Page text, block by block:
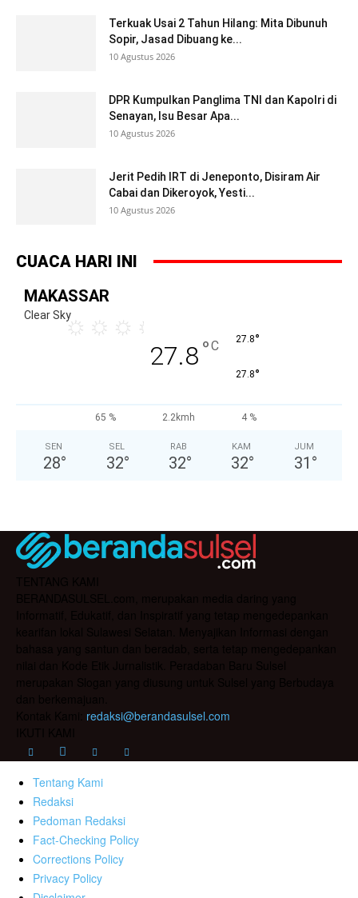
Terkuak Usai 2 Tahun Hilang: Mita Dibunuh
Sopir, Jasad Dibuang ke...
10 Agustus 2026
DPR Kumpulkan Panglima TNI dan Kapolri di
Senayan, Isu Besar Apa...
10 Agustus 2026
Jerit Pedih IRT di Jeneponto, Disiram Air
Cabai dan Dikeroyok, Yesti...
10 Agustus 2026
CUACA HARI INI
MAKASSAR
Clear Sky
27.8°C 27.8°
27.8°
65 % 2.2kmh 4 %
SEN
28°
SEL
32°
RAB
32°
KAM
32°
JUM
31 °
redaksi@berandasulsel.com
Tentang Kami
Redaksi
Pedoman Redaksi
Fact-Checking Policy
Corrections Policy
Privacy Policy